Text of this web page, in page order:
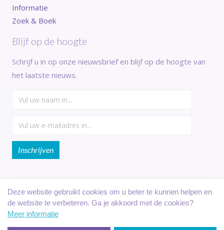
Deze website gebruikt cookies om u beter te kunnen helpen en
de website te verbeteren. Ga je akkoord met de cookies?
Meer informatie
Informatie
Zoek & Boek
Blijf op de hoogte
Schrijf u in op onze nieuwsbrief en blijf op de hoogte van
het laatste nieuws.
Veilig online betalen met: